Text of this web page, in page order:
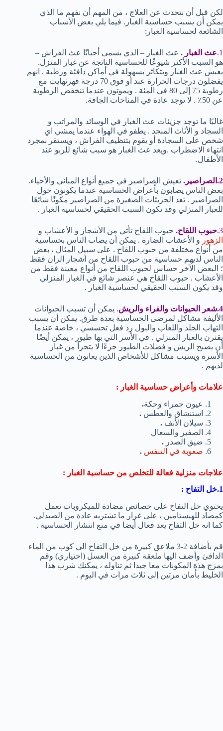
لكن قبل أن نتحدث عن العلاج ، من المهم أن نفهم ما الذي
يمكن أن يسبب حساسية الغبار. فيما يلي بعض الأسباب
الشائعة لحساسية الغبار:
1. عث الغبار . عث الغبار – الذي يسمى أحيانًا عث الفراش –
هو السبب الأكثر شيوعًا للحساسية الناتجة عن غبار المنزل.
يعيش عث الغبار ويتكاثر بسهولة في أماكن دافئة ورطبة . انهم
يفضلون درجات الحرارة عند أو فوق 70 درجة فهرنهايت مع
رطوبة 75 إلى 80 في المئة . ويموتون عندما تنخفض الرطوبة
عن 50٪ . لا توجد عادة في المناخات الجافة.
غالبًا ما توجد جزيئات عث الغبار في الوسائد والمراتب و
السجاد و الأثاث المنجد . يطفو في الهواء عندما يمشي اي
شخص على السجادة أو يقوم بتنظيف الفراش ، ويستقر بمجرد
انتهاء الاضطراب .ويعد عث الغبار هو سبب شائع للربو عند
الأطفال.
2.الصراصير.
تعيش الصراصير في جميع أنواع المباني والأحياء.
بعض الناس يصابون بأعراض الحساسية عندما يكونون حول
الصراصير . تعد الجزيئات الصغيرة من الصراصير مكونًا شائعًا
للغبار المنزلي وقد تكون السبب الحقيقي لحساسية الغبار .
3. حبوب اللقاح. حبوب اللقاح تأتي من الأشجار و الأعشاب و
الزهور و الأعشاب الضارة . يمكن أن يصاب الناس بحساسية
من أنواع مختلفة من حبوب اللقاح . على سبيل المثال ، بعض
الناس لديهم حساسية من حبوب اللقاح من أشجار الزان فقط
؛ البعض الآخر حساس لحبوب اللقاح من أنواع معينة فقط من
الأعشاب . حبوب اللقاح هي عنصر شائع في الغبار المنزلي
وقد يكون السبب الحقيقي لحساسية الغبار .
4.شعر الحيوانات والفراء والريش . يمكن أن تسبب الحيوانات
الأليفة مشاكل لمرضى الحساسية بعدة طرق. يمكن أن يسبب
التهاب الجلد واللعاب والبول رد فعل تحسسي ، خاصة عندما
يقترن بالغبار المنزلي . في الأسر التي بها طيور ، يمكن أيضًا
أن يصبح الريش و فضلات الطيور جزءًا لا يتجزأ من غبار
الأسرة ويسبب مشاكل للأشخاص الذين يعانون من الحساسية
لديهم .
علامات وأعراض حساسية الغبار :
عيون حمراء وحكة.
استنشاق والعطس .
سيلان الأنف .
الصفير والسعال
ضيق الصدر .
صعوبة في التنفس .
علاجات منزلية فعالة للتخلص من حساسية الغبار :
1.خل التفاح :
يحتوي خل التفاح على خصائص مضادة للميكروبات تعمل
كمضاد للهيستامين ، على غرار ما تشتريه عادة من الصيدلي.
كما انه خل التفاح يعد فعال أيضا في منع انتشار الحساسية .
قم بأضافة 2-3 ملاعق كبيرة من خل التفاح الي كوب من الماء
الدافئ وأضف اليها ملعقة كبيرة من العسل (اختياري) وقم
بمزج هذة المكونات معا جيدا ثم تناوله ، يمكنك شرب هذا
الخليط بأمان مرتين إلى ثلاث مرات في اليوم .